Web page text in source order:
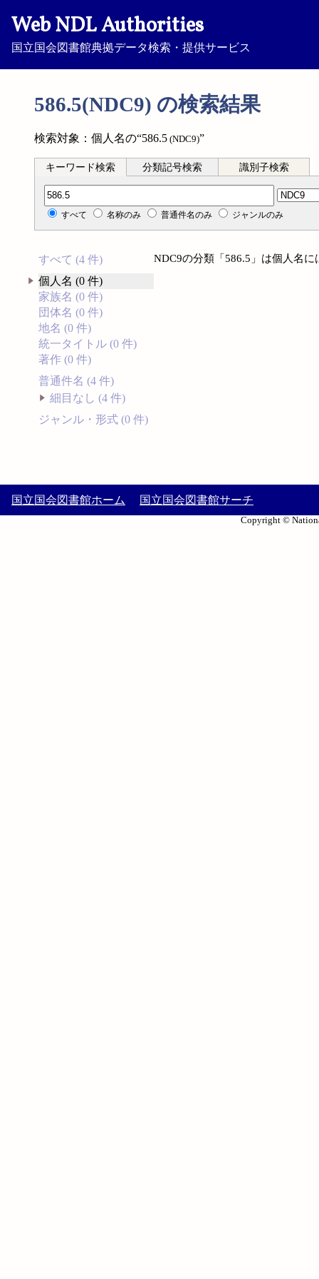
Web NDL Authorities
国立国会図書館典拠データ検索・提供サービス
586.5(NDC9) の検索結果
検索対象：個人名の“586.5 (NDC9)”
キーワード検索 分類記号検索 識別子検索
分類記号検索
すべて 名称のみ 普通件名のみ ジャンルのみ
すべて (4 件)
個人名 (0 件)
家族名 (0 件)
団体名 (0 件)
地名 (0 件)
統一タイトル (0 件)
著作 (0 件)
普通件名 (4 件)
細目なし (4 件)
ジャンル・形式 (0 件)
NDC9の分類「586.5」は個人名
国立国会図書館ホーム 国立国会図書館サーチ
Copyright ©